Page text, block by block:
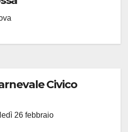
Civico
26 febbraio